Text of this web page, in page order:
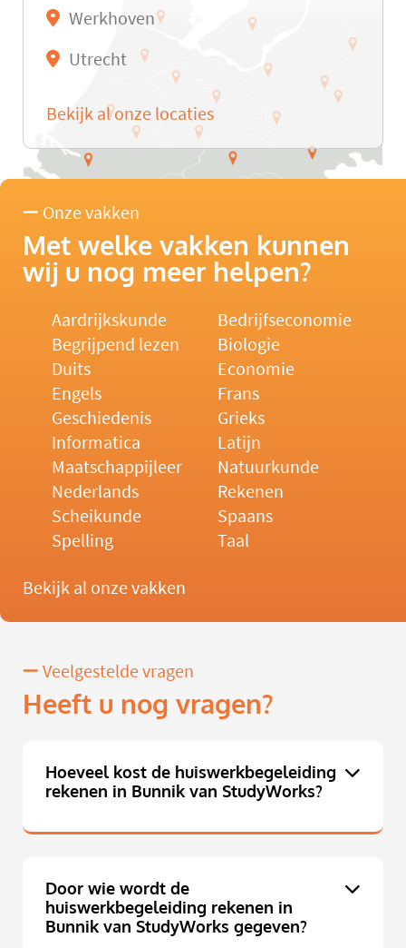
Werkhoven
Utrecht
Bekijk al onze locaties
Onze vakken
Met welke vakken kunnen
wij u nog meer helpen?
Aardrijkskunde
Bedrijfseconomie
Begrijpend lezen
Biologie
Duits
Economie
Engels
Frans
Geschiedenis
Grieks
Informatica
Latijn
Maatschappijleer
Natuurkunde
Nederlands
Rekenen
Scheikunde
Spaans
Spelling
Taal
Bekijk al onze vakken
Veelgestelde vragen
Heeft u nog vragen?
Hoeveel kost de huiswerkbegeleiding
rekenen in Bunnik van StudyWorks?
Door wie wordt de
huiswerkbegeleiding rekenen in
Bunnik van StudyWorks gegeven?